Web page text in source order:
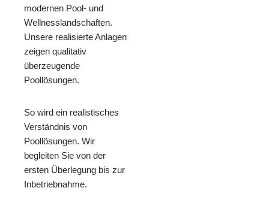
modernen Pool- und
Wellnesslandschaften.
Unsere realisierte Anlagen
zeigen qualitativ
überzeugende
Poollösungen.
So wird ein realistisches
Verständnis von
Poollösungen. Wir
begleiten Sie von der
ersten Überlegung bis zur
Inbetriebnahme.